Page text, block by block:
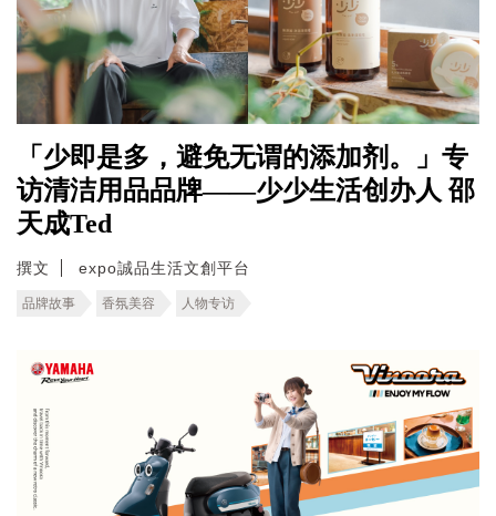
「少即是多，避免无谓的添加剂。」专
访清洁用品品牌——少少生活创办人 邵
天成Ted
撰文 expo誠品生活文創平台
品牌故事 香氛美容 人物专访